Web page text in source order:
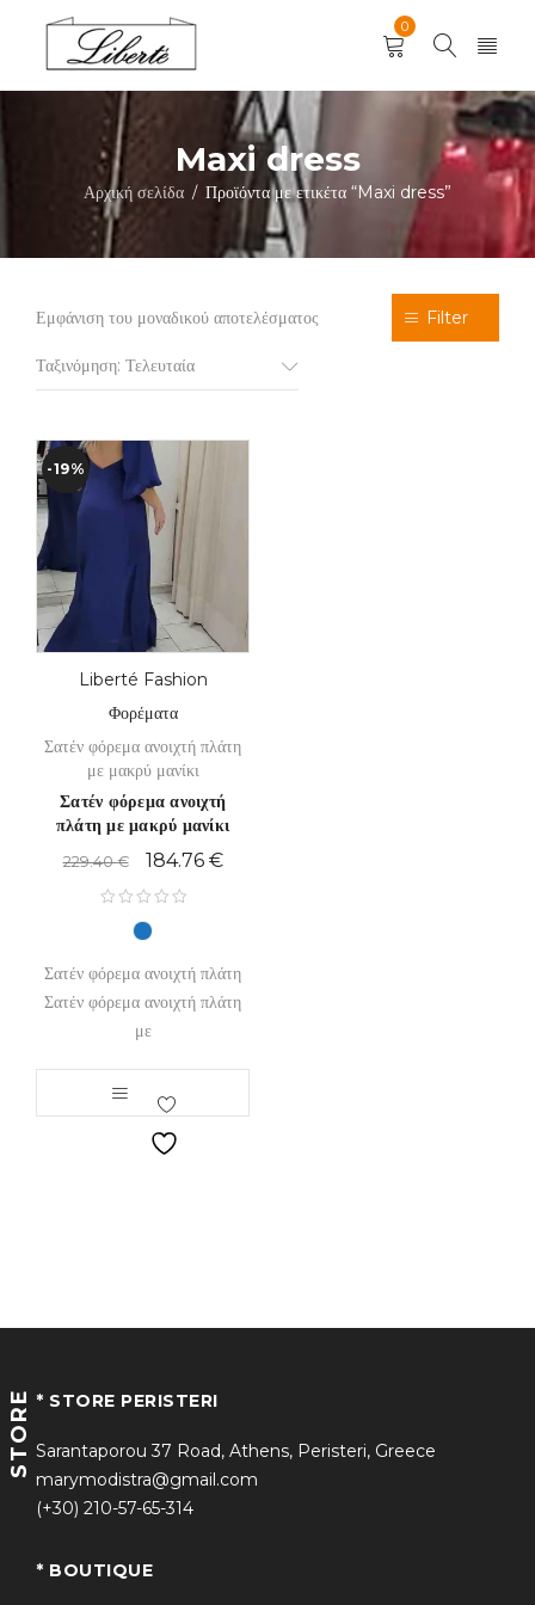
0
Maxi dress
Αρχική σελίδα / Προϊόντα με ετικέτα “Maxi dress”
Εμφάνιση του μοναδικού αποτελέσματος Filter
Ταξινόμηση: Τελευταία
-19%
Liberté Fashion
Φορέματα
Σατέν φόρεμα ανοιχτή πλάτη
με μακρύ μανίκι
Σατέν φόρεμα ανοιχτή
πλάτη με μακρύ μανίκι
229.40€ 184.76 €
Σατέν φόρεμα ανοιχτή πλάτη
Σατέν φόρεμα ανοιχτή πλάτη
με
STORE * STORE PERISTERI
Sarantaporou 37 Road, Athens, Peristeri, Greece
marymodistra@gmail.com
(+30) 210-57-65-314
* BOUTIQUE